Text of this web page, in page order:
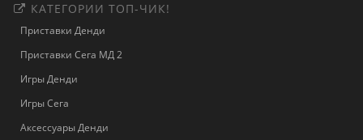
КАТЕГОРИИ ТОП-ЧИК!
Приставки Денди
Приставки Сега МД 2
Игры Денди
Игры Сега
Аксессуары Денди